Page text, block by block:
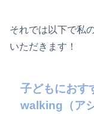
それでは以下で私
いただきます！
子どもにおす
walking（ア